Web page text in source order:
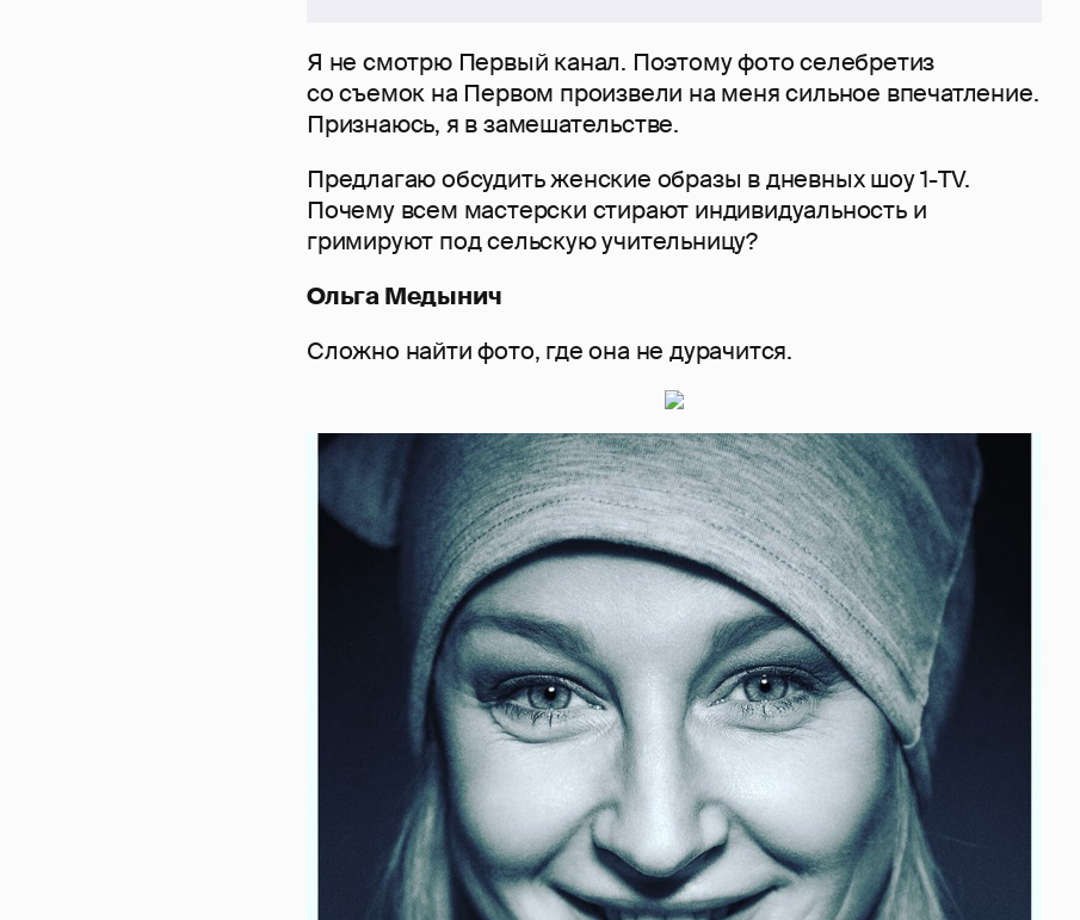
Я не смотрю Первый канал. Поэтому фото селебретиз
со съемок на Первом произвели на меня сильное впечатление.
Признаюсь, я в замешательстве.
Предлагаю обсудить женские образы в дневных шоу 1-TV.
Почему всем мастерски стирают индивидуальность и
гримируют под сельскую учительницу?
Ольга Медынич
Сложно найти фото, где она не дурачится.